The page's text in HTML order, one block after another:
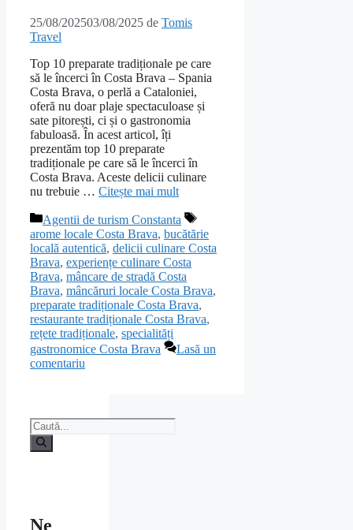
25/08/202503/08/2025 de Tomis
Travel
Top 10 preparate tradiționale pe care
să le încerci în Costa Brava – Spania
Costa Brava, o perlă a Cataloniei,
oferă nu doar plaje spectaculoase și
sate pitorești, ci și o gastronomia
fabuloasă. În acest articol, îți
prezentăm top 10 preparate
tradiționale pe care să le încerci în
Costa Brava. Aceste delicii culinare
nu trebuie … Citește mai mult
Categorii
Agentii de turism Constanta
Etichete
arome locale Costa Brava, bucătărie
locală autentică, delicii culinare Costa
Brava, experiențe culinare Costa
Brava, mâncare de stradă Costa
Brava, mâncăruri locale Costa Brava,
preparate tradiționale Costa Brava,
restaurante tradiționale Costa Brava,
rețete tradiționale, specialități
gastronomice Costa Brava
Lasă un
comentariu
Caută
după:
Ne